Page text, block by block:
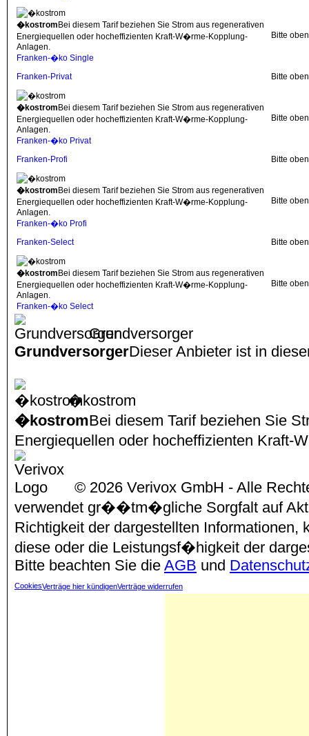
�kostrom Bei diesem Tarif beziehen Sie Strom aus regenerativen
Energiequellen oder hocheffizienten Kraft-W�rme-Kopplung-
Anlagen.
Franken-�ko Single
Bitte
Franken-Privat Bitte
�kostrom Bei diesem Tarif beziehen Sie Strom aus regenerativen
Energiequellen oder hocheffizienten Kraft-W�rme-Kopplung-
Anlagen.
Franken-�ko Privat
Bitte
Franken-Profi Bitte
�kostrom Bei diesem Tarif beziehen Sie Strom aus regenerativen
Energiequellen oder hocheffizienten Kraft-W�rme-Kopplung-
Anlagen.
Franken-�ko Profi
Bitte
Franken-Select Bitte
�kostrom Bei diesem Tarif beziehen Sie Strom aus regenerativen
Energiequellen oder hocheffizienten Kraft-W�rme-Kopplung-
Anlagen.
Franken-�ko Select
Bitte
Grundversorger
GrundversorgerDieser Anbieter ist in
�kostrom
�kostromBei diesem Tarif beziehen Sie
Energiequellen oder hocheffizienten Kraft-
© 2026 Verivox GmbH - Alle
verwendet gr��tm�gliche Sorgfalt auf
Richtigkeit der dargestellten
diese oder die Leistungsf�higkeit der
Bitte beachten Sie die AGB und
CookiesVerträge hier kündigenVerträge widerrufen